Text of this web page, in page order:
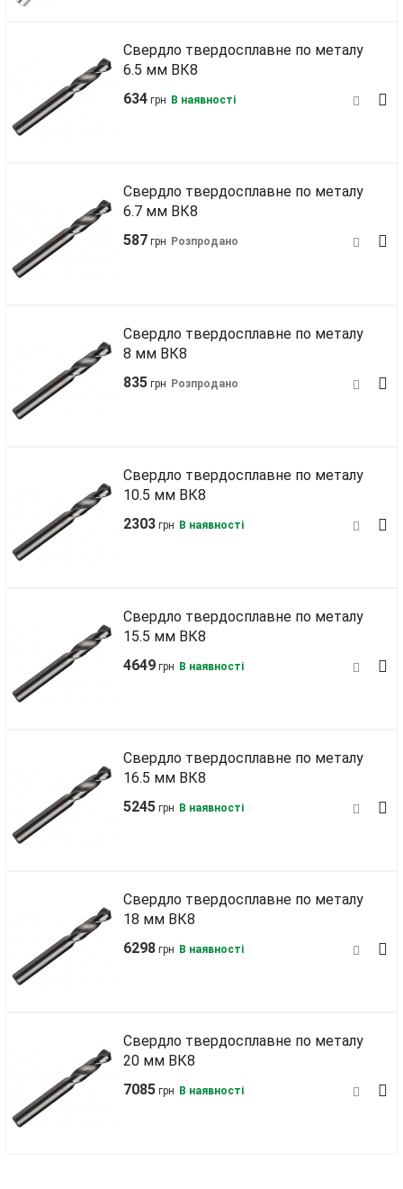
Свердло твердосплавне по металу
6.5 мм ВК8
634 грн В наявності
Свердло твердосплавне по металу
6.7 мм ВК8
587 грн Розпродано
Свердло твердосплавне по металу
8 мм ВК8
835 грн Розпродано
Свердло твердосплавне по металу
10.5 мм ВК8
2303 грн В наявності
Свердло твердосплавне по металу
15.5 мм ВК8
4649 грн В наявності
Свердло твердосплавне по металу
16.5 мм ВК8
5245 грн В наявності
Свердло твердосплавне по металу
18 мм ВК8
6298 грн В наявності
Свердло твердосплавне по металу
20 мм ВК8
7085 грн В наявності